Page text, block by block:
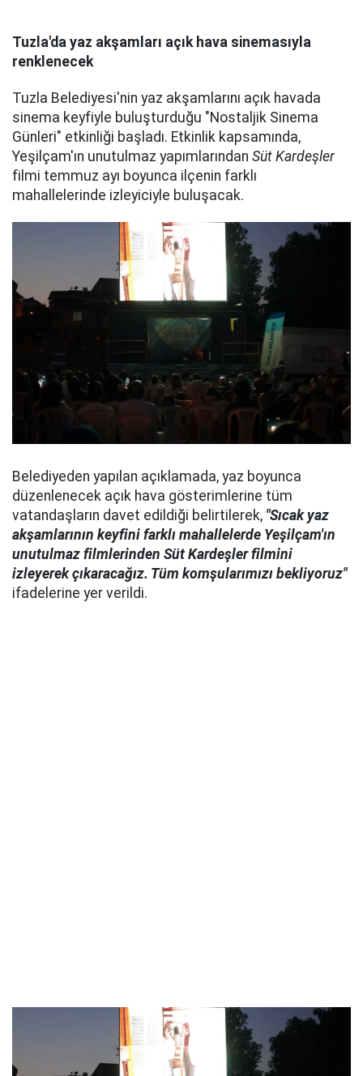
Tuzla'da yaz akşamları açık hava sinemasıyla
renklenecek
Tuzla Belediyesi'nin yaz akşamlarını açık havada
sinema keyfiyle buluşturduğu "Nostaljik Sinema
Günleri" etkinliği başladı. Etkinlik kapsamında,
Yeşilçam'ın unutulmaz yapımlarından Süt Kardeşler
filmi temmuz ayı boyunca ilçenin farklı
mahallelerinde izleyiciyle buluşacak.
Belediyeden yapılan açıklamada, yaz boyunca
düzenlenecek açık hava gösterimlerine tüm
vatandaşların davet edildiği belirtilerek, "Sıcak yaz
akşamlarının keyfini farklı mahallelerde Yeşilçam'ın
unutulmaz filmlerinden Süt Kardeşlerfilmini
izleyerek çıkaracağız. Tüm komşularımızı bekliyoruz"
ifadelerine yer verildi.